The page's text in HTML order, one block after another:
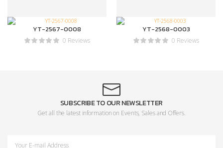
YT-2567-0008
0 Reviews
YT-2568-0003
0 Reviews
SUBSCRIBE TO OUR NEWSLETTER
Get all the latest information on Events, Sales and Offers.